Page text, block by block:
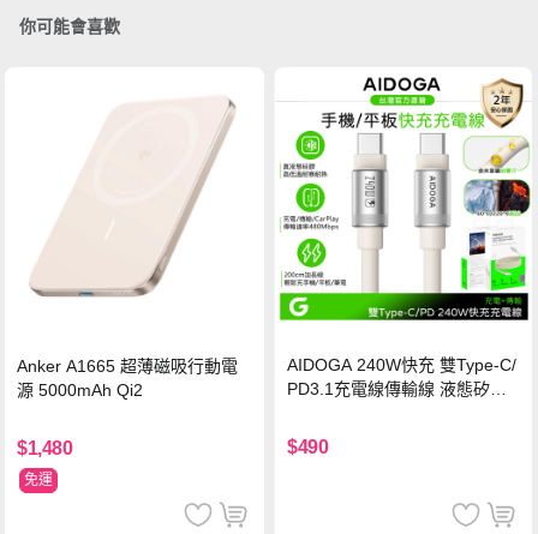
你可能會喜歡
Anker A1665 超薄磁吸行動電
源 5000mAh Qi2
$1,480
免運
AIDOGA 240W快充 雙Type-C/
PD3.1充電線傳輸線 液態矽膠
機/平板/筆電
$490